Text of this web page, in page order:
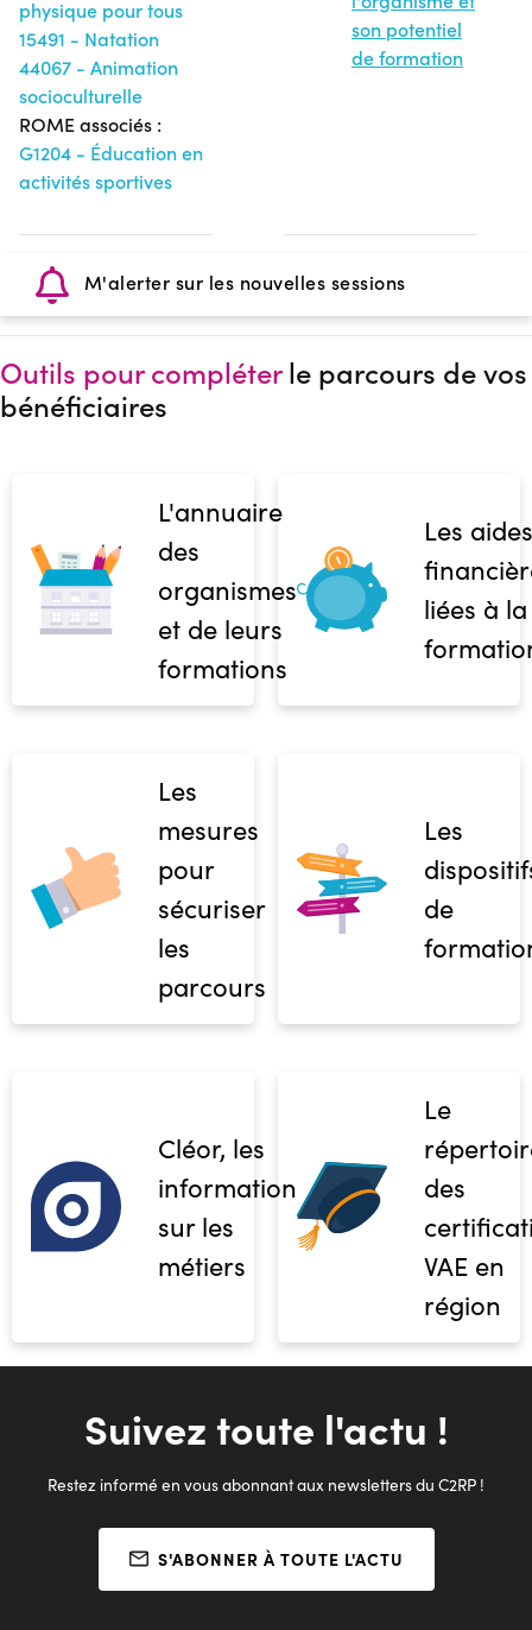
physique pour tous
15491 - Natation
44067 - Animation
socioculturelle
ROME associés :
G1204 - Éducation en
activités sportives
son potentiel
de formation
M'alerter sur les nouvelles sessions
Outils pour compléterle parcours de vos
bénéficiaires
L'annuaire
des
organismes
et de leurs
formations
Les aides
liées à la
Les
mesures
pour
sécuriser
les
parcours
Les
de
Cléor, les
informations
sur les
métiers
Le
des
VAE en
région
Suivez toute l'actu !
Restez informé en vous abonnant aux newsletters du C2RP !
S'ABONNER À TOUTE L'ACTU